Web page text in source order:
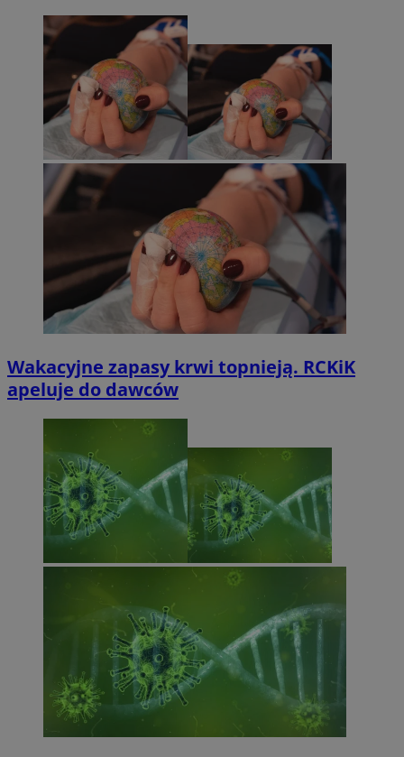
Wakacyjne zapasy krwi topnieją. RCKiK
apeluje do dawców